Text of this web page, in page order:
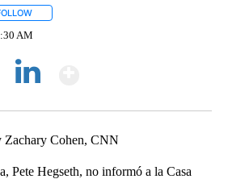
AM
Zachary Cohen, CNN
Pete Hegseth, no informó a la Casa